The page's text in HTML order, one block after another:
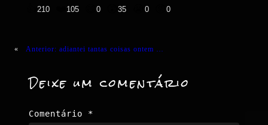
210 105 0 35 0 0
« Anterior: adiantei tantas coisas ontem …
Deixe um comentário
Comentário *